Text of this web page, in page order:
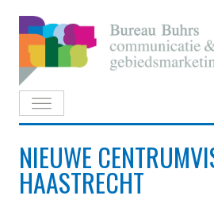
Skip
to
content
NIEUWE
HAASTRECHT